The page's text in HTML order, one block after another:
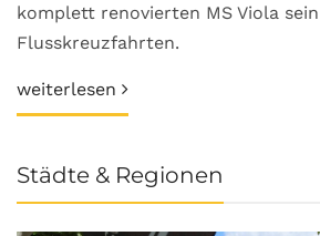
komplett renovierten MS Viola
Flusskreuzfahrten.
weiterlesen
Städte & Regionen